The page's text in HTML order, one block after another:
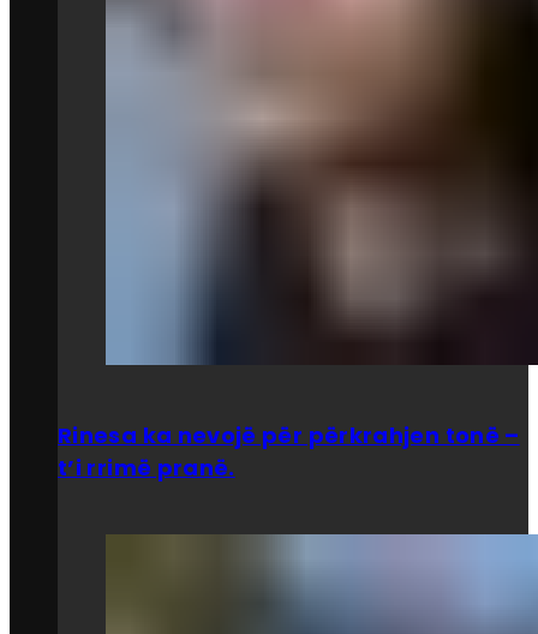
Rinesa ka nevojë për përkrahjen tonë –
t’i rrimë pranë.